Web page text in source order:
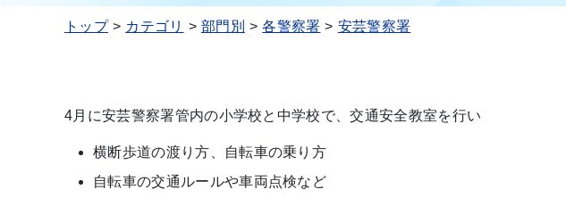
トップ カテゴリ 部門別 各警察署 安芸警察署
4月に安芸警察署管内の小学校と中学校で、交通安全教室を行い
横断歩道の渡り方、自転車の乗り方
自転車の交通ルールや車両点検など